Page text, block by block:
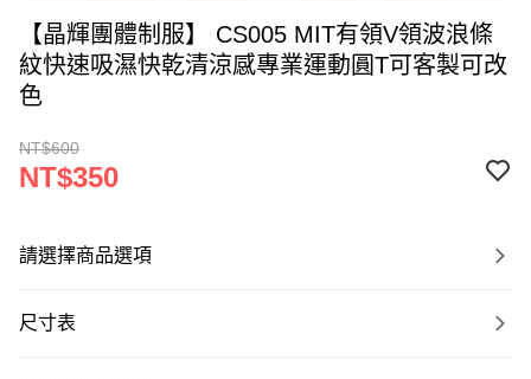
【晶輝團體制服】 CS005 MIT有領V領波浪條
紋快速吸濕快乾清涼感專業運動圓T可客製可改
色
NT$600
NT$350
請選擇商品選項
尺寸表